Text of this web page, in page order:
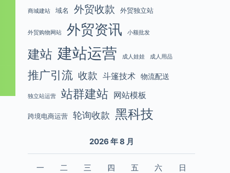
商城建站 域名 外贸收款 外贸独立站
外贸购物网站 外贸资讯 小额批发
建站 建站运营 成人娃娃 成人用品
推广引流 收款 斗篷技术 物流配送
独立站运营 站群建站 网站模板
跨境电商运营 轮询收款 黑科技
2026 年 8 月
一 二 三 四 五 六 日